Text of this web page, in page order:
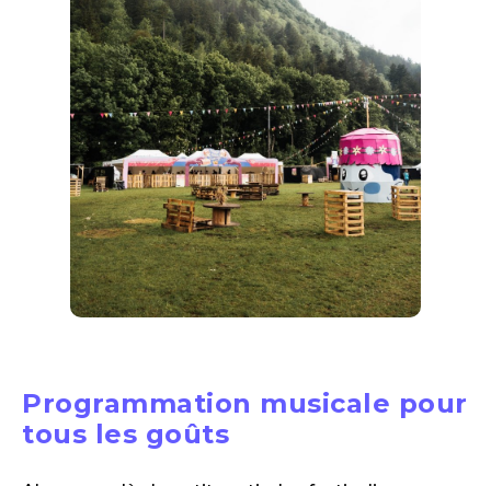
Programmation musicale pour
tous les goûts